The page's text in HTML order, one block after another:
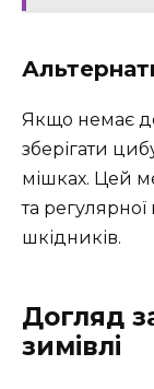
Якщо немає
зберігати
мішках. Цей
та
шкідників.
Догляд
зимівлі